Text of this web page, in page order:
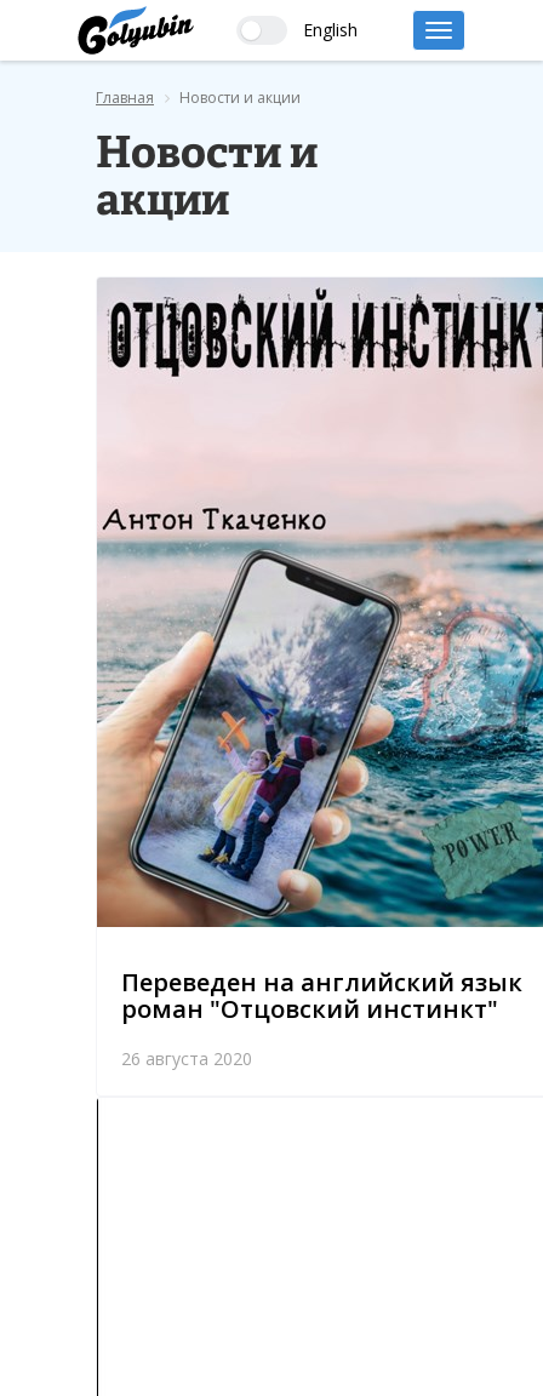
English
Главная Новости и акции
Новости и
акции
Переведен на английский язык
роман "Отцовский инстинкт"
26 августа 2020